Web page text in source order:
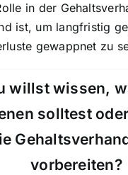
in der
ist, um langfristig
gewappnet zu
willst wissen,
solltest
vorbereiten?